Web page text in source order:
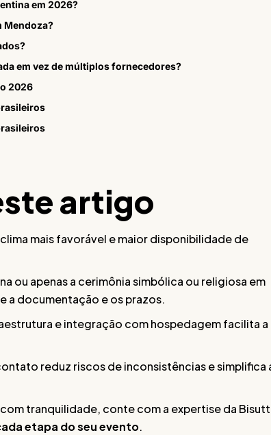
em 2026?
Mendoza?
em vez de múltiplos fornecedores?
2026
artigo
mais favorável e maior disponibilidade de
ou apenas a cerimônia simbólica ou religiosa em
a documentação e os prazos.
e integração com hospedagem facilita a
reduz riscos de inconsistências e simplifica
tranquilidade, conte com a expertise da
etapa do seu evento.